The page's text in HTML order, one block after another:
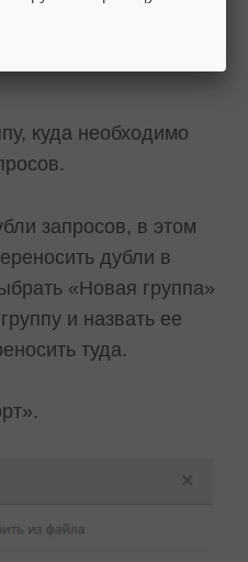
куда необходимо
запросов, в этом
дубли в
«Новая группа»
и назвать ее
туда.